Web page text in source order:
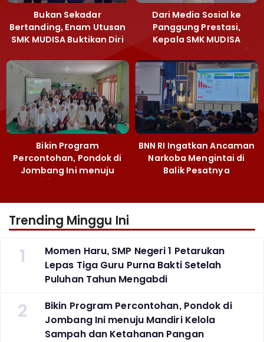
Bukan Sekadar
Bertanding, Enam Utusan
SMK MUDISA Buktikan Diri
di MEA 2026
Dari Media Sosial ke
Panggung Prestasi,
Kepala SMK MUDISA
Irvandy Andriansyah Raih
Emas MEA 2026
Bikin Program
Percontohan, Pondok di
Jombang Ini menuju
Mandiri Kelola Sampah
BNN RI Ingatkan Ancaman
Narkoba Mengintai di
Balik Pesatnya
Trending Minggu Ini
1
Momen Haru, SMP Negeri 1 Petarukan
Lepas Tiga Guru Purna Bakti Setelah
Puluhan Tahun Mengabdi
2
Bikin Program Percontohan, Pondok di
Jombang Ini menuju Mandiri Kelola
Sampah dan Ketahanan Pangan